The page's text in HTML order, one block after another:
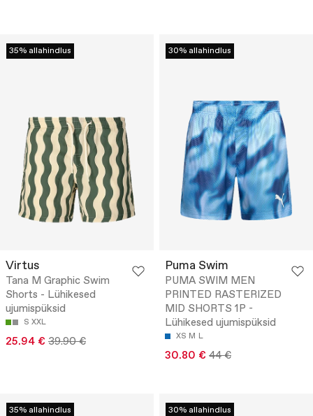
35% allahindlus
Virtus
Tana M Graphic Swim
Shorts - Lühikesed
ujumispüksid
S XXL
25.94 € 39.90 €
30% allahindlus
Puma Swim
PUMA SWIM MEN
PRINTED RASTERIZED
MID SHORTS 1P -
Lühikesed ujumispüksid
XS M L
30.80 € 44 €
35% allahindlus 30% allahindlus